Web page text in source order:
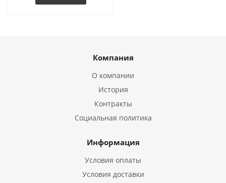
Компания
О компании
История
Контракты
Социальная политика
Информация
Условия оплаты
Условия доставки